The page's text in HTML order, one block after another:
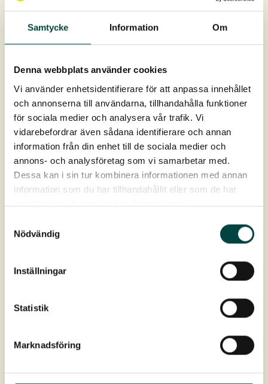
Samtycke Information Om
Denna webbplats använder cookies
Vi använder enhetsidentifierare för att anpassa innehållet
och annonserna till användarna, tillhandahålla funktioner
för sociala medier och analysera vår trafik. Vi
vidarebefordrar även sådana identifierare och annan
information från din enhet till de sociala medier och
annons- och analysföretag som vi samarbetar med.
Dessa kan i sin tur kombinera informationen med annan
information som du har tillhandahållit eller som de har
samlat in när du har använt deras tjänster.
Nödvändig
Inställningar
Statistik
Marknadsföring
Artikelnr 2-12103
Tykkelse ca 30 mm
Bund
Kokosnet 500 gr/m².
Biologisk nedbrydelig
Vægt(leveringsfugtig) ca 40-50 kg/m²
Download
Produktdatablad til jord
Produktdatablad til tag
Artslister